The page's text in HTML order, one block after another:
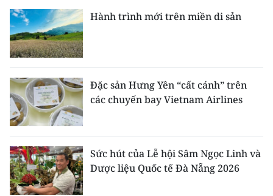
Hành trình mới trên miền di sản
Đặc sản Hưng Yên “cất cánh” trên
các chuyến bay Vietnam Airlines
Sức hút của Lễ hội Sâm Ngọc Linh và
Dược liệu Quốc tế Đà Nẵng 2026